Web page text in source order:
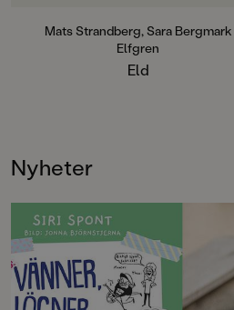
sedan starten och hittar ständigt
nya fans. Sammanlagt har böckerna
sålt i en miljon exemplar världen
Mats Strandberg, Sara Bergmark
Elfgren
Eld
Nyheter